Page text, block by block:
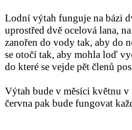
Lodní výtah funguje na bázi
uprostřed dvě ocelová lana,
zanořen do vody tak, aby do
se otočí tak, aby mohla loď
do které se vejde pět členů
Výtah bude v měsíci květnu
června pak bude fungovat